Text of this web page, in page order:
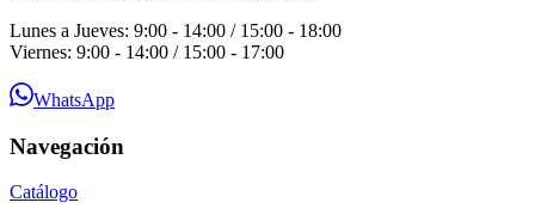
Lunes a Jueves: 9:00 - 14:00 / 15:00 - 18:00
Viernes: 9:00 - 14:00 / 15:00 - 17:00
WhatsApp
Navegación
Catálogo